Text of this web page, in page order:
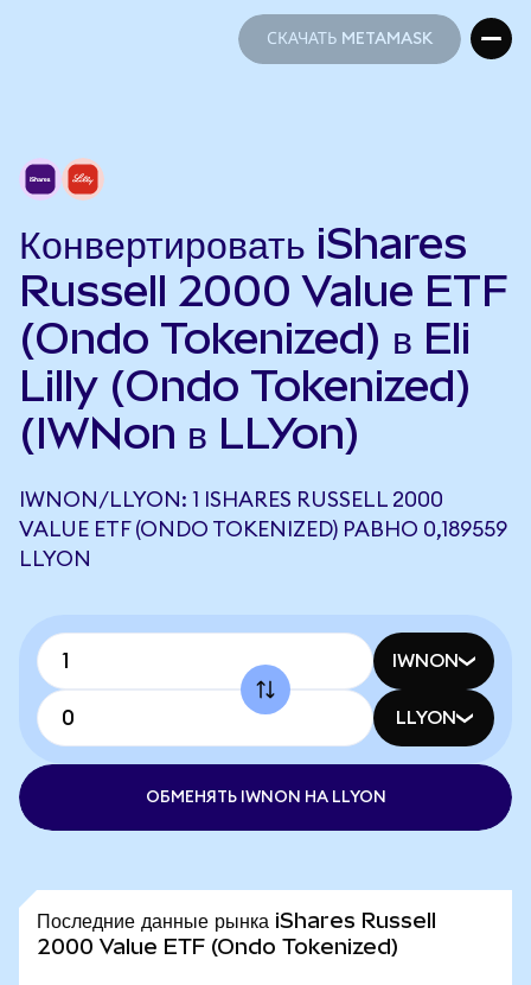
СКАЧАТЬ METAMASK
Конвертировать iShares
Russell 2000 Value ETF
(Ondo Tokenized) в Eli
Lilly (Ondo Tokenized)
(IWNon в LLYon)
IWNON/LLYON: 1 ISHARES RUSSELL 2000
VALUE ETF (ONDO TOKENIZED) РАВНО 0,189559
LLYON
IWNON
LLYON
ОБМЕНЯТЬ IWNON НА LLYON
Последние данные рынка iShares Russell
2000 Value ETF (Ondo Tokenized)